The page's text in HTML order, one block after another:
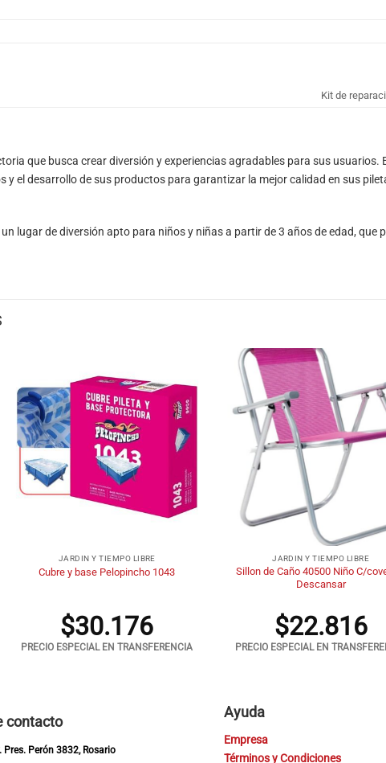
Kit de
que busca crear diversión y experiencias agradables para sus
y el desarrollo de sus productos para garantizar la mejor calidad en sus
lugar de diversión apto para niños y niñas a partir de 3 años de edad, que
JARDIN Y TIEMPO LIBRE
Cubre y base Pelopincho 1043
$30.176
PRECIO ESPECIAL EN TRANSFERENCIA
JARDIN Y TIEMPO LIBRE
Sillon de Caño 40500 Niño C/
Descansar
$22.816
PRECIO ESPECIAL EN
contacto
Pres. Perón 3832, Rosario
Ayuda
Empresa
Términos y Condiciones